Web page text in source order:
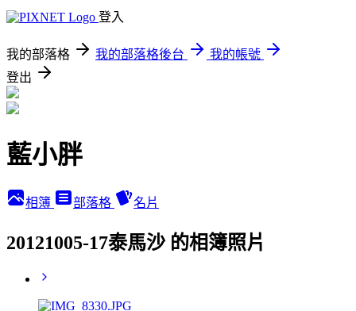
登入
我的部落格 我的部落格後台
我的帳號
登出
藍小胖
相簿 部落格 名片
20121005-17泰馬沙 的相簿照片